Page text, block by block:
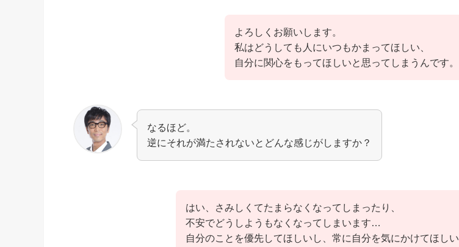
よろしくお願いします。
私はどうしても人にいつもかまってほしい、
自分に関心をもってほしいと思ってしまうんです。
なるほど。
逆にそれが満たされないとどんな感じがしますか？
はい、さみしくてたまらなくなってしまったり、
不安でどうしようもなくなってしまいます…
自分のことを優先してほしいし、常に自分を気にかけてほしい